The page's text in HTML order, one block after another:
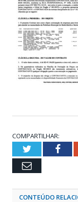
COMPARTILHAR:
Twitter
Email
CONTEÚDO